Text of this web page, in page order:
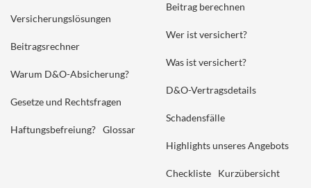
Versicherungslösungen
Beitragsrechner
Warum D&O-Absicherung?
Gesetze und Rechtsfragen
Haftungsbefreiung? Glossar
Beitrag berechnen
Wer ist versichert?
Was ist versichert?
D&O-Vertragsdetails
Schadensfälle
Highlights unseres Angebots
Checkliste Kurzübersicht